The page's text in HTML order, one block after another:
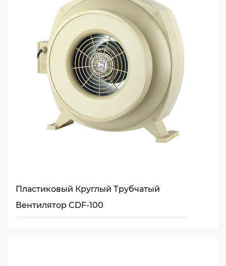
Пластиковый Круглый Трубчатый
Вентилятор CDF-100